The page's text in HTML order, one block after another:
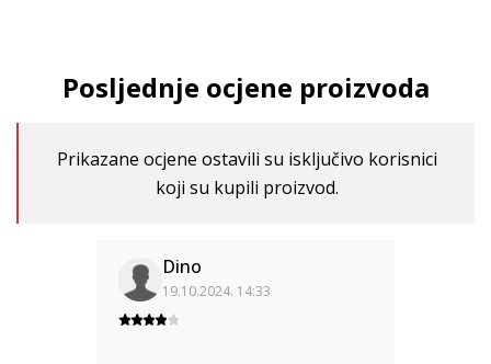
Posljednje ocjene proizvoda
Prikazane ocjene ostavili su isključivo korisnici
koji su kupili proizvod.
Dino
19.10.2024. 14:33